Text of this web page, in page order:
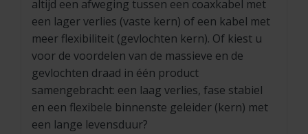
altijd een afweging tussen een coaxkabel met
een lager verlies (vaste kern) of een kabel met
meer flexibiliteit (gevlochten kern). Of kiest u
voor de voordelen van de massieve en de
gevlochten draad in één product
samengebracht: een laag verlies, fase stabiel
en een flexibele binnenste geleider (kern) met
een lange levensduur?